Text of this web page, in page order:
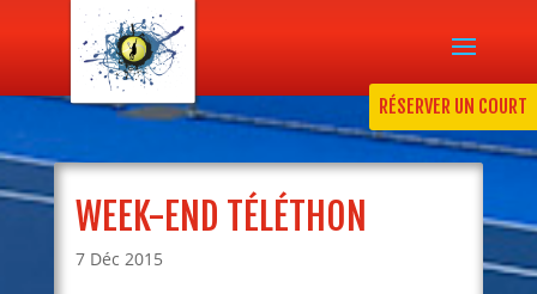
RÉSERVER UN COURT
WEEK-END TÉLÉTHON
7 Déc 2015